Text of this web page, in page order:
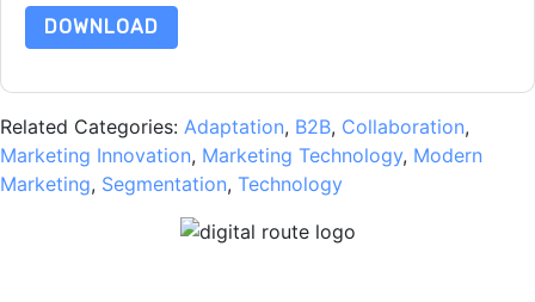
DOWNLOAD
Related Categories: Adaptation, B2B, Collaboration,
Marketing Innovation, Marketing Technology, Modern
Marketing, Segmentation, Technology